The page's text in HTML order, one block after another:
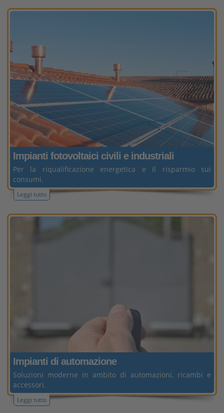
Impianti fotovoltaici civili e industriali
Per la riqualificazione energetica e il risparmio sui
consumi.
Leggi tutto
Impianti di automazione
Soluzioni moderne in ambito di automazioni, ricambi e
accessori.
Leggi tutto